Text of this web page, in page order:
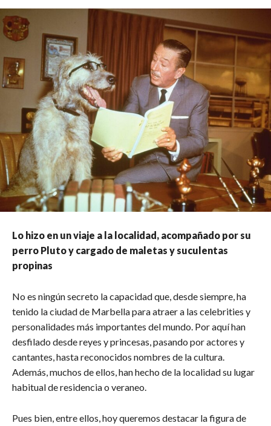
Lo hizo en un viaje a la localidad, acompañado por su
perro Pluto y cargado de maletas y suculentas
propinas
No es ningún secreto la capacidad que, desde siempre, ha
tenido la ciudad de Marbella para atraer a las celebrities y
personalidades más importantes del mundo. Por aquí han
desfilado desde reyes y princesas, pasando por actores y
cantantes, hasta reconocidos nombres de la cultura.
Además, muchos de ellos, han hecho de la localidad su lugar
habitual de residencia o veraneo.
Pues bien, entre ellos, hoy queremos destacar la figura de